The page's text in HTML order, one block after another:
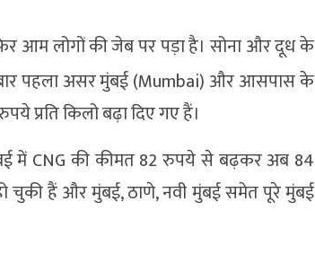
आम लोगों की जेब पर पड़ा है। सोना और दूध के
बार पहला असर मुंबई (Mumbai) और आसपास के
प्रति किलो बढ़ा दिए गए हैं।
में CNG की कीमत 82 रुपये से बढ़कर अब 84
चुकी हैं और मुंबई, ठाणे, नवी मुंबई समेत पूरे मुंबई